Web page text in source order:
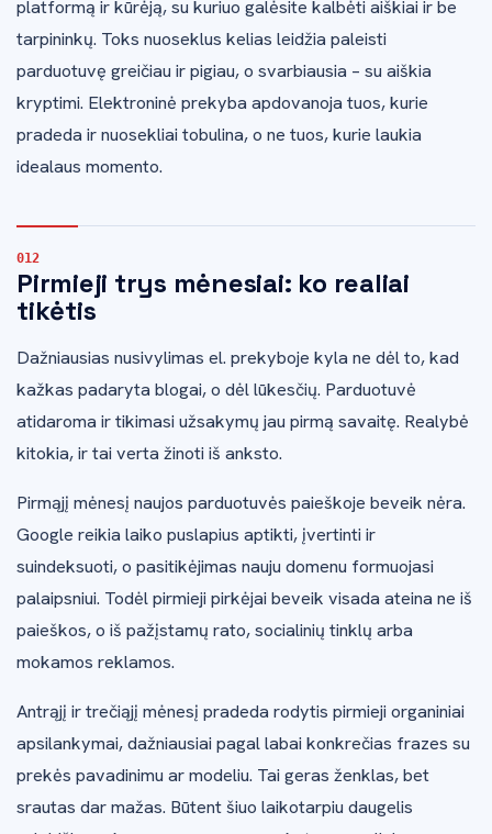
platformą ir kūrėją, su kuriuo galėsite kalbėti aiškiai ir be
tarpininkų. Toks nuoseklus kelias leidžia paleisti
parduotuvę greičiau ir pigiau, o svarbiausia – su aiškia
kryptimi. Elektroninė prekyba apdovanoja tuos, kurie
pradeda ir nuosekliai tobulina, o ne tuos, kurie laukia
idealaus momento.
Pirmieji trys mėnesiai: ko realiai
tikėtis
Dažniausias nusivylimas el. prekyboje kyla ne dėl to, kad
kažkas padaryta blogai, o dėl lūkesčių. Parduotuvė
atidaroma ir tikimasi užsakymų jau pirmą savaitę. Realybė
kitokia, ir tai verta žinoti iš anksto.
Pirmąjį mėnesį naujos parduotuvės paieškoje beveik nėra.
Google reikia laiko puslapius aptikti, įvertinti ir
suindeksuoti, o pasitikėjimas nauju domenu formuojasi
palaipsniui. Todėl pirmieji pirkėjai beveik visada ateina ne iš
paieškos, o iš pažįstamų rato, socialinių tinklų arba
mokamos reklamos.
Antrąjį ir trečiąjį mėnesį pradeda rodytis pirmieji organiniai
apsilankymai, dažniausiai pagal labai konkrečias frazes su
prekės pavadinimu ar modeliu. Tai geras ženklas, bet
srautas dar mažas. Būtent šiuo laikotarpiu daugelis